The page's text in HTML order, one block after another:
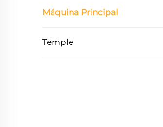
Máquina Principal
Temple